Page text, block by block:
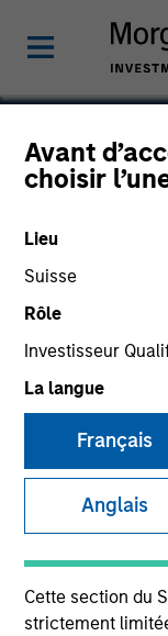
Avant
choisir
Lieu
Suisse
Rôle
Investisseur
La langue
Français
Anglais
Cette section du
strictement
Fuhu
Consumer